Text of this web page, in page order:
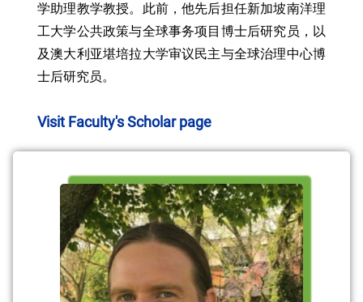
学助理教学教授。此前，他先后担任新加坡南洋理
工大学公共政策与全球事务项目博士后研究员，以
及澳大利亚堪培拉大学审议民主与全球治理中心博
士后研究员。
Visit Faculty's Scholar page